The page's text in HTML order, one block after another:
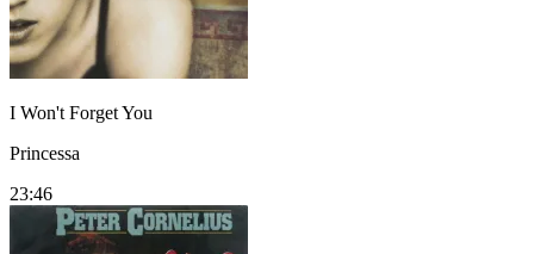
I Won't Forget You
Princessa
23:46